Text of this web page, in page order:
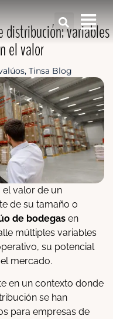
distribución: variables
el valor
, Tinsa Blog
el valor de un
de su tamaño o
de bodegas en
múltiples variables
su potencial
mercado.
en un contexto donde
se han
para empresas de